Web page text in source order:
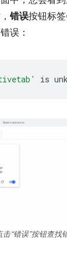
错误按钮标
误：
is
击“错误”按钮查找